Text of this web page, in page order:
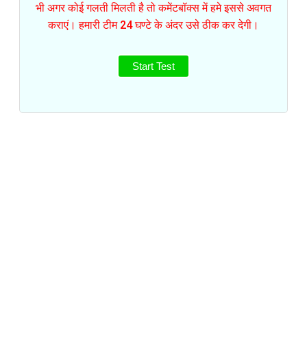
भी अगर कोई गलती मिलती है तो कमेंटबॉक्स में हमे इससे अवगत
कराएं। हमारी टीम 24 घण्टे के अंदर उसे ठीक कर देगी।
Start Test